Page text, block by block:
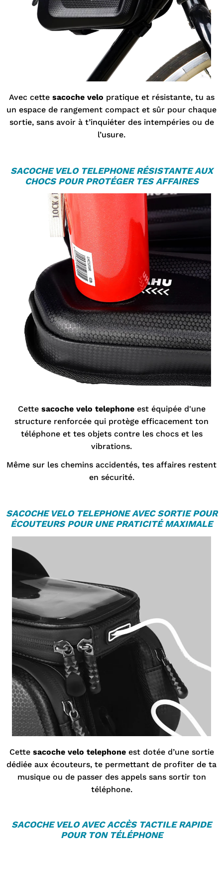
Avec cette sacoche velo pratique et résistante, tu as
un espace de rangement compact et sûr pour chaque
sortie, sans avoir à t’inquiéter des intempéries ou de
l’usure.
SACOCHE VELO TELEPHONERÉSISTANTE AUX
CHOCS POUR PROTÉGER TES AFFAIRES
Cette sacoche velo telephoneest équipée d'une
structure renforcée qui protège efficacement ton
téléphone et tes objets contre les chocs et les
vibrations.
Même sur les chemins accidentés, tes affaires restent
en sécurité.
SACOCHE VELO TELEPHONEAVEC SORTIE POUR
ÉCOUTEURS POUR UNE PRATICITÉ MAXIMALE
Cette sacoche velo telephoneest dotée d’une sortie
dédiée aux écouteurs, te permettant de profiter de ta
musique ou de passer des appels sans sortir ton
téléphone.
SACOCHE VELOAVEC ACCÈS TACTILE RAPIDE
POUR TON TÉLÉPHONE